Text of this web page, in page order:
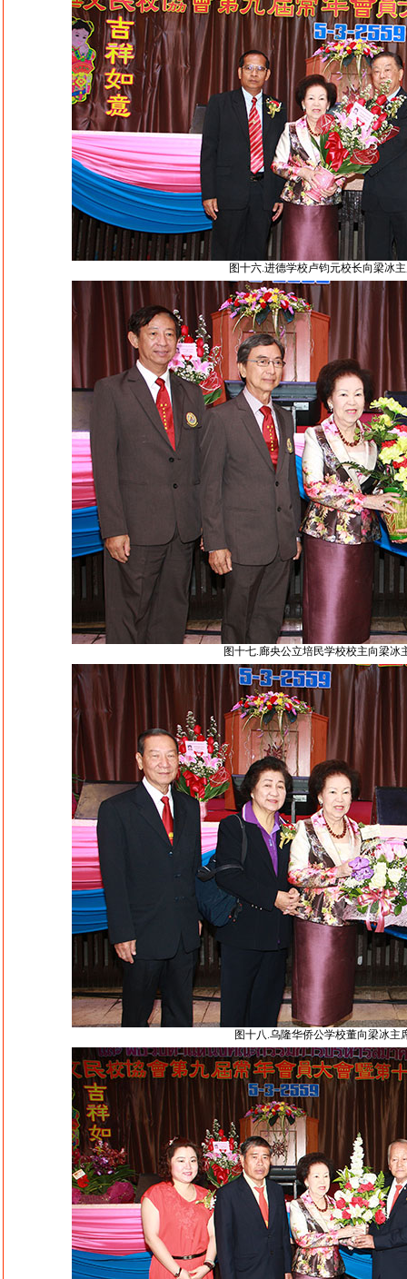
图十六.进德学校卢钧元校长向梁冰
图十七.廊央公立培民学校校主向梁冰
图十八.乌隆华侨公学校董向梁冰主